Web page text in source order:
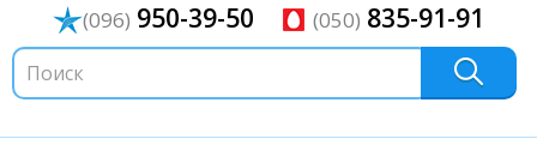
(096) 950-39-50 (050) 835-91-91